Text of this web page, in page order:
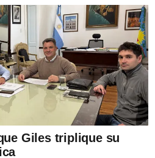
Giles triplique su